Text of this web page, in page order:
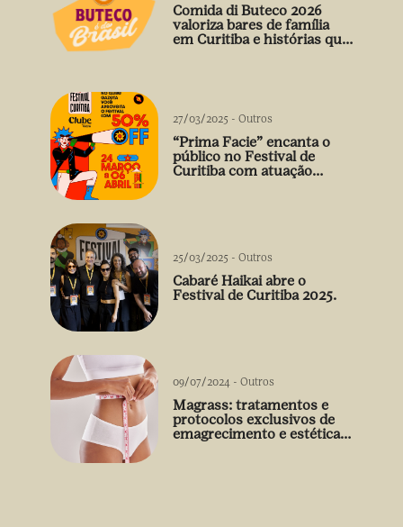
Comida di Buteco 2026
valoriza bares de família
em Curitiba e histórias que
27/03/2025 - Outros
“Prima Facie” encanta o
público no Festival de
Curitiba com atuação
25/03/2025 - Outros
Cabaré Haikai abre o
Festival de Curitiba 2025.
09/07/2024 - Outros
Magrass: tratamentos e
protocolos exclusivos de
emagrecimento e estética